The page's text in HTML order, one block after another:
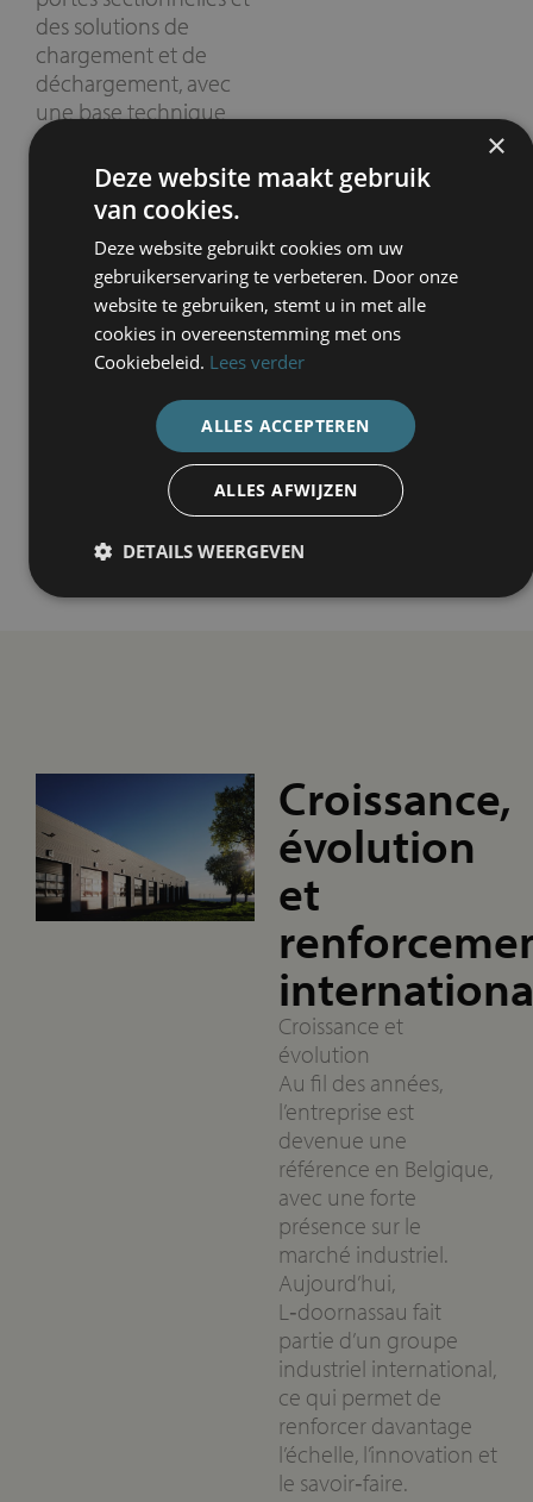
des solutions de
chargement et de
déchargement, avec
une base technique
solide et une
connaissance
approfondie du
marché.
Curieux de découvrir
comment notre vision
et notre mission
s’appuient aujourd’hui
Découvrez notre
vision et notre
Croissance,
évolution
et
Croissance et
évolution
Au fil des années,
l’entreprise est
devenue une
référence en Belgique,
avec une forte
présence sur le
marché industriel.
Aujourd’hui,
L‑doornassau fait
partie d’un groupe
industriel international,
ce qui permet de
renforcer davantage
l’échelle, l’innovation et
le savoir‑faire.
×
Deze website maakt gebruik
van cookies.
Deze website gebruikt cookies om uw
gebruikerservaring te verbeteren. Door onze
website te gebruiken, stemt u in met alle
cookies in overeenstemming met ons
Cookiebeleid. Lees verder
ALLES ACCEPTEREN
ALLES AFWIJZEN
DETAILS WEERGEVEN